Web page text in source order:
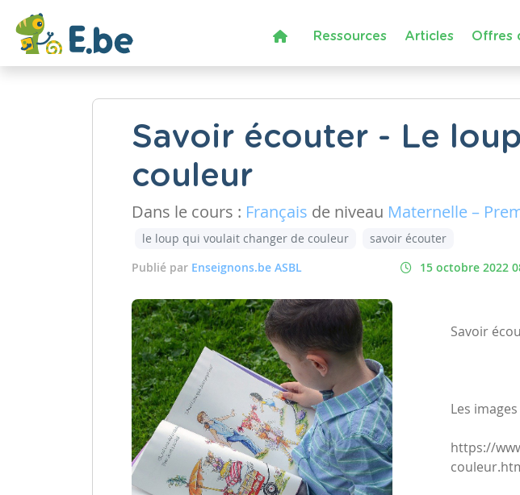
Ressources Articles Offres
Savoir écouter - Le
couleur
Dans le cours : Français de niveau Maternelle –
le loup qui voulait changer de couleur
savoir écouter
Publié par Enseignons.be ASBL 15 octobre 2022
Savoir
Les
https://